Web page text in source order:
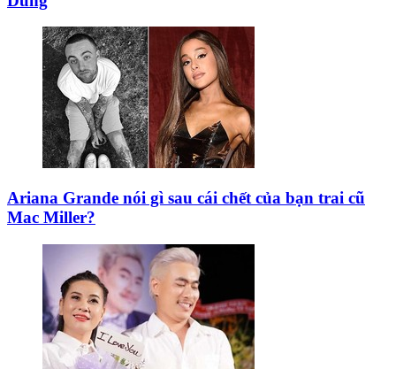
Justin Bieber hốc hác khi đi xem thời trang cùng
hôn thê
HTV7 gỡ bỏ tập phát sóng của MC Cao Vy